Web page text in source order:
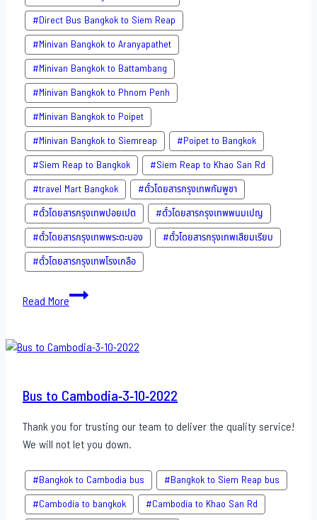
#Direct​ Bus Bangkok to Siem Reap
#Minivan Bangkok to​ Aranyapathet​
#Minivan​ Bangkok to Battambang
#Minivan Bangkok to Phnom Penh
#Minivan Bangkok to Poipet
#Minivan Bangkok to Siemreap
#Poipet to Bangkok
#Siem Reap to Bangkok
#Siem Reap to Khao San​ Rd
#travel Mart Bangkok
#ตั๋วโดยสารกรุงเทพกัมพูชา
#ตั๋วโดยสารกรุงเทพปอยเปต
#ตั๋วโดยสารกรุงเทพพนมเปญ
#ตั๋วโดยสารกรุงเทพพระตะบอง
#ตั๋วโดยสารกรุงเทพเสียมเรียบ
#ตั๋วโดยสารกรุงเทพโรงเกลือ
Read MoreBus
to
4-
Bus to Cambodia-3-10-2022
Thank you for trusting our team to deliver the quality service!
We will not let you down.
#Bangkok to Cambodia bus
#Bangkok to Siem Reap bus
#Cambodia to bangkok
#Cambodia to Khao San​ Rd